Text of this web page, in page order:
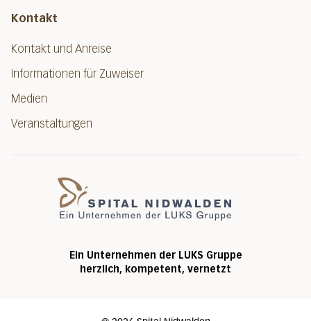
Kontakt
Kontakt und Anreise
Informationen für Zuweiser
Medien
Veranstaltungen
Ein Unternehmen der LUKS Gruppe
herzlich, kompetent, vernetzt